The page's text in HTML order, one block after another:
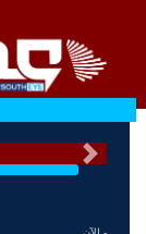
السابق